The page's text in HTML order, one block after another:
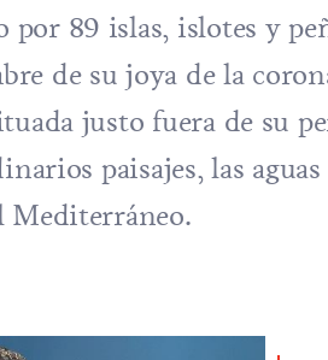
89 islas, islotes y
de su joya de la
justo fuera de su
paisajes, las
Mediterráneo.